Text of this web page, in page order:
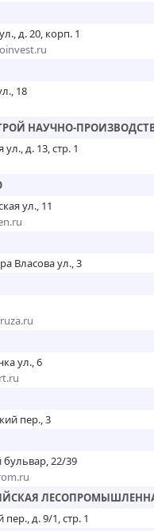
д. 20, корп. 1
18
НАУЧНО-
д. 13, стр. 1
ул., 11
Власова ул., 3
ул., 6
пер., 3
22/39
д. 9/1, стр. 1